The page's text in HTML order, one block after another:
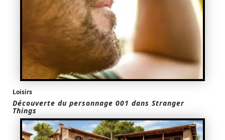
Loisirs
Découverte du personnage 001 dans Stranger
Things